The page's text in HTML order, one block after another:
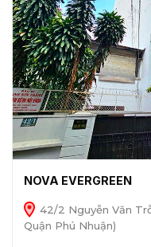
NOVA EVERGREEN
42/2 Nguyễn Văn
Quận Phú Nhuận)